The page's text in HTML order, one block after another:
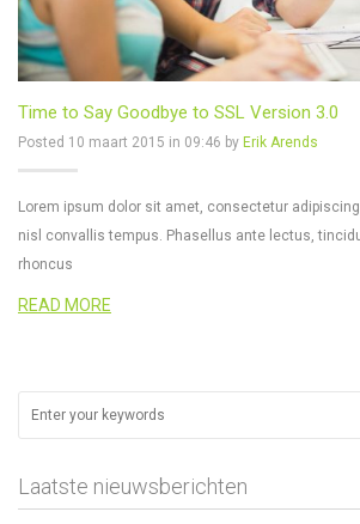
Time to Say Goodbye to SSL Version 3.0
Posted 10 maart 2015 in 09:46 by Erik Arends
Lorem ipsum dolor sit amet, consectetur
nisl convallis tempus. Phasellus ante lectus,
rhoncus
READ MORE
Laatste nieuwsberichten